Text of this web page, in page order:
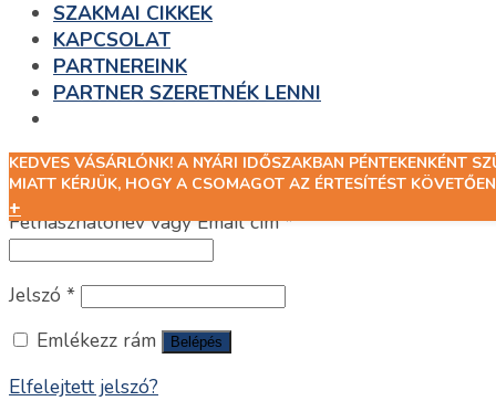
SZAKMAI CIKKEK
KAPCSOLAT
PARTNEREINK
PARTNER SZERETNÉK LENNI
KEDVES VÁSÁRLÓNK! A NYÁRI IDŐSZAKBAN PÉNTEKENKÉNT
MIATT KÉRJÜK, HOGY A CSOMAGOT AZ ÉRTESÍTÉST
+
Belépés
Felhasználónév vagy Email cím*
Jelszó *
Emlékezz rám
Belépés
Elfelejtett jelszó?